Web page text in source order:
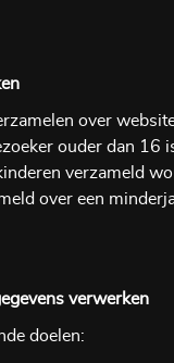
over
ouder dan
verzameld
over een
verwerken
doelen: